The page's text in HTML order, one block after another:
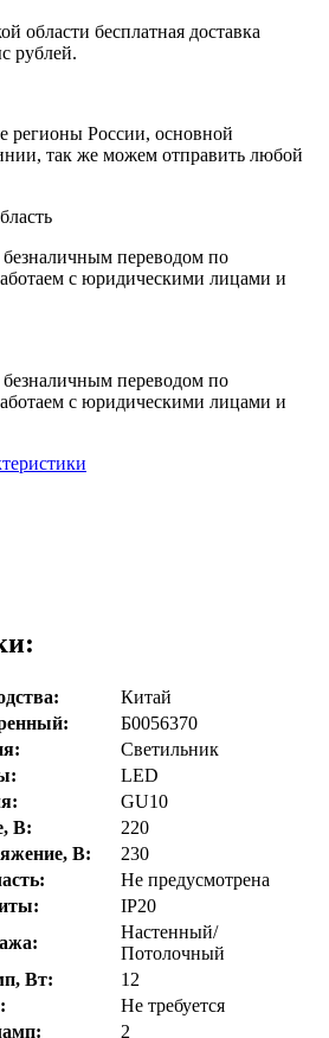
области бесплатная доставка
рублей.
регионы России, основной
так же можем отправить любой
безналичным переводом по
с юридическими лицами и
безналичным переводом по
с юридическими лицами и
Китай
Б0056370
Светильник
LED
GU10
В:
220
В:
230
Не предусмотрена
IP20
Настенный/
Потолочный
Вт:
12
Не требуется
2